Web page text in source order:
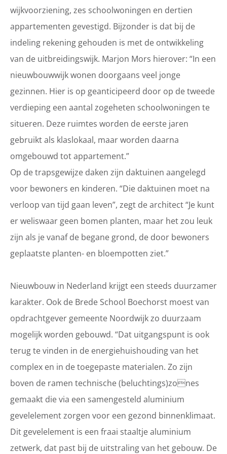
wijkvoorziening, zes schoolwoningen en dertien
appartementen gevestigd. Bijzonder is dat bij de
indeling rekening gehouden is met de ontwikkeling
van de uitbreidingswijk. Marjon Mors hierover: “In een
nieuwbouwwijk wonen doorgaans veel jonge
gezinnen. Hier is op geanticipeerd door op de tweede
verdieping een aantal zogeheten schoolwoningen te
situeren. Deze ruimtes worden de eerste jaren
gebruikt als klaslokaal, maar worden daarna
omgebouwd tot appartement.”
Op de trapsgewijze daken zijn daktuinen aangelegd
voor bewoners en kinderen. “Die daktuinen moet na
verloop van tijd gaan leven”, zegt de architect “Je kunt
er weliswaar geen bomen planten, maar het zou leuk
zijn als je vanaf de begane grond, de door bewoners
geplaatste planten- en bloempotten ziet.”
Nieuwbouw in Nederland krijgt een steeds duurzamer
karakter. Ook de Brede School Boechorst moest van
opdrachtgever gemeente Noordwijk zo duurzaam
mogelijk worden gebouwd. “Dat uitgangspunt is ook
terug te vinden in de energiehuishouding van het
complex en in de toegepaste materialen. Zo zijn
boven de ramen technische (beluchtings)zones
gemaakt die via een samengesteld aluminium
gevelelement zorgen voor een gezond binnenklimaat.
Dit gevelelement is een fraai staaltje aluminium
zetwerk, dat past bij de uitstraling van het gebouw. De